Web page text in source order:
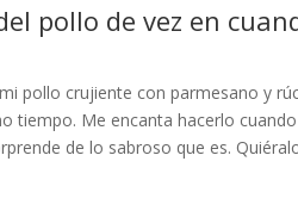
pollo de vez en
pollo crujiente con parmesano y
tiempo. Me encanta hacerlo
de lo sabroso que es.